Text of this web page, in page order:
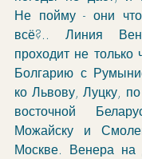
Не пойму - они
всё?.. Линия
проходит не только
Болгарию с
ко Львову, Луцку,
восточной
Можайску и
Москве. Венера на